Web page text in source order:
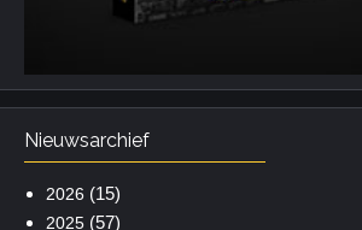
Nieuwsarchief
2026 (15)
2025(57)